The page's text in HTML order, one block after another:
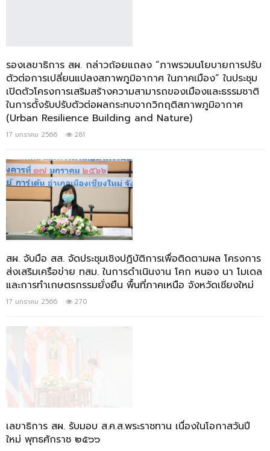
รองเลขาธิการ สผ. กล่าวถ้อยแถลง “ภาพรวมนโยบายการปรับ
ตัวต่อการเปลี่ยนแปลงสภาพภูมิอากาศ ในภาคเมือง” ในประชุม
เปิดตัวโครงการเสริมสร้างความสามารถของเมืองและธรรมชาติ
ในการตั้งรับปรับตัวต่อผลกระทบจากวิกฤติสภาพภูมิอากาศ
(Urban Resilience Building and Nature)
17 มกราคม 2566 281
สผ. จับมือ​ สส.​ จัดประชุมเชิงปฏิบัติการเพื่อติดตามผล โครงการ
ส่งเสริมเครือข่าย ทสม. ในการดำเนินงาน โคก หนอง นา โมเดล
และการทำเกษตรกรรมยั่งยืน พื้นที่ภาคเหนือ จังหวัดเชียงใหม่
17 มกราคม 2566 270
เลขาธิการ สผ. รับมอบ ส.ค.ส.พระราชทาน เนื่องในโอกาสวันปี
ใหม่ พุทธศักราช ๒๕๖๖